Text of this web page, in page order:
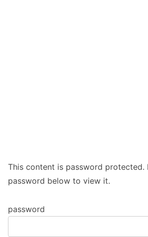
This content is password protected.
password below to view it.
password